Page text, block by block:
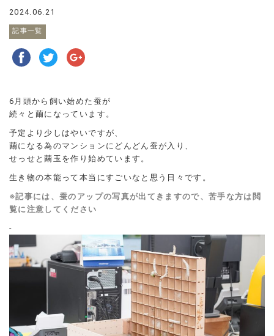
2024.06.21
記事一覧
6月頭から飼い始めた蚕が
続々と繭になっています。
予定より少しはやいですが、
繭になる為のマンションにどんどん蚕が入り、
せっせと繭玉を作り始めています。
生き物の本能って本当にすごいなと思う日々です。
※記事には、蚕のアップの写真が出てきますので、苦手な方は閲
覧に注意してください
-